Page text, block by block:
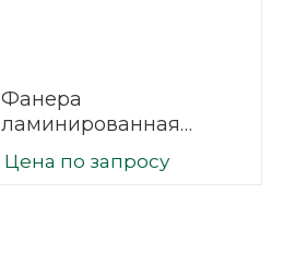
Фанера
ламинированная
(ФОФ) 18 мм 2500х1500
мм F/F сорт 1/1
Цена по запросу